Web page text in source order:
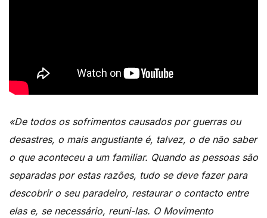
«De todos os sofrimentos causados por guerras ou
desastres, o mais angustiante é, talvez, o de não saber
o que aconteceu a um familiar. Quando as pessoas são
separadas por estas razões, tudo se deve fazer para
descobrir o seu paradeiro, restaurar o contacto entre
elas e, se necessário, reuni-las. O Movimento